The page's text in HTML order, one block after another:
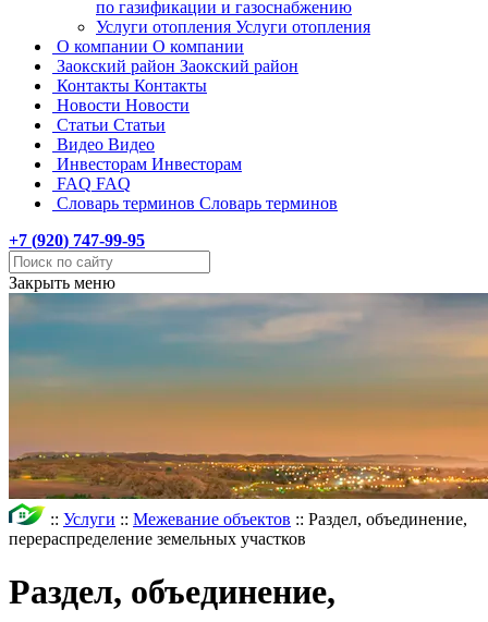
по газификации и газоснабжению
Услуги отопления Услуги отопления
О компании О компании
Заокский район Заокский район
Контакты Контакты
Новости Новости
Статьи Статьи
Видео Видео
Инвесторам Инвесторам
FAQ FAQ
Словарь терминов Словарь терминов
+7 (920) 747-99-95
Закрыть меню
:: Услуги :: Межевание объектов :: Раздел, объединение,
перераспределение земельных участков
Раздел, объединение,